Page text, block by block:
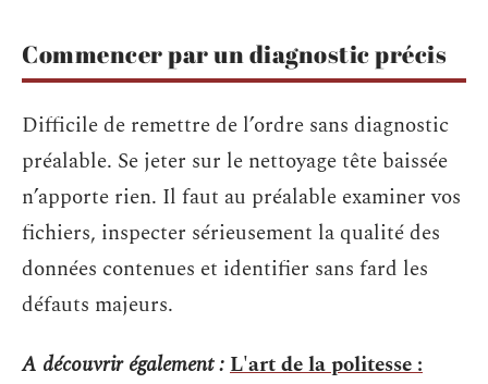
Commencer par un diagnostic précis
Difficile de remettre de l’ordre sans diagnostic
préalable. Se jeter sur le nettoyage tête baissée
n’apporte rien. Il faut au préalable examiner vos
fichiers, inspecter sérieusement la qualité des
données contenues et identifier sans fard les
défauts majeurs.
A découvrir également :L'art de la politesse :